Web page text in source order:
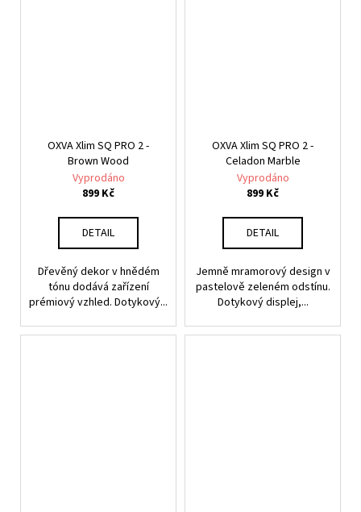
OXVA Xlim SQ PRO 2 -
Brown Wood
Vyprodáno
899 Kč
DETAIL
Dřevěný dekor v hnědém
tónu dodává zařízení
prémiový vzhled. Dotykový...
OXVA Xlim SQ PRO 2 -
Celadon Marble
Vyprodáno
899 Kč
DETAIL
Jemně mramorový design v
pastelově zeleném odstínu.
Dotykový displej,...